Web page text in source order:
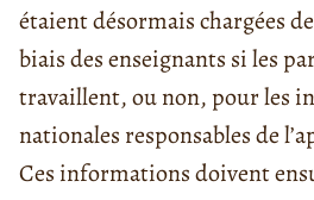
étaient désormais chargées
biais des enseignants si les
travaillent, ou non, pour les
nationales responsables de
Ces informations doivent